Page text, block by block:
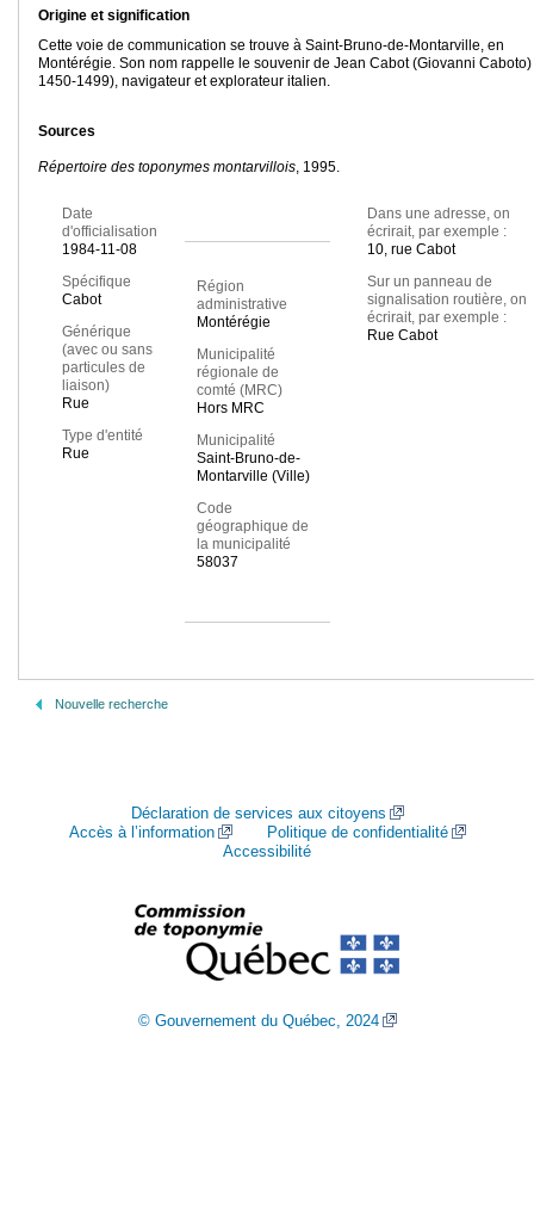
Origine et signification
Cette voie de communication se trouve à Saint-Bruno-de-Montarville, en
Montérégie. Son nom rappelle le souvenir de Jean Cabot (Giovanni Caboto)
1450-1499), navigateur et explorateur italien.
Sources
Répertoire des toponymes montarvillois, 1995.
Date
d'officialisation
1984-11-08
Spécifique
Cabot
Générique
(avec ou sans
particules de
liaison)
Rue
Type d'entité
Rue
Région
administrative
Montérégie
Municipalité
régionale de
comté (MRC)
Hors MRC
Municipalité
Saint-Bruno-de-
Montarville (Ville)
Code
géographique de
la municipalité
58037
Dans une adresse, on
écrirait, par exemple :
10, rue Cabot
Sur un panneau de
signalisation routière, on
écrirait, par exemple :
Rue Cabot
Nouvelle recherche
Déclaration de services aux citoyens
Accès à l’information
Politique de confidentialité
Accessibilité
© Gouvernement du Québec, 2024